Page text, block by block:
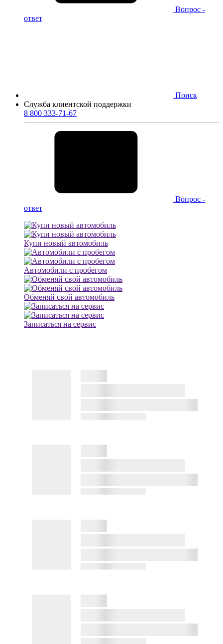
Вопрос -
ответ
Поиск
Служба клиентской поддержки
8 800 333-71-67
Вопрос -
ответ
Купи новый автомобиль
Автомобили с пробегом
Обменяй свой автомобиль
Записаться на сервис